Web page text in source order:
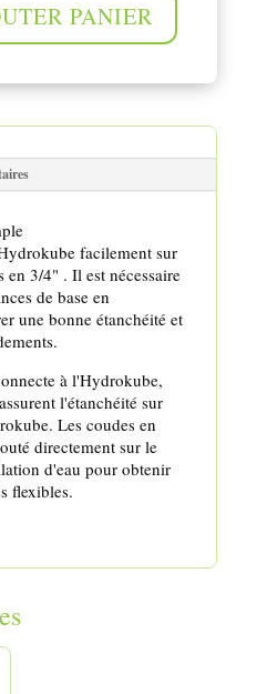
PANIER
facilement sur
en 3/4" . Il est nécessaire
de base en
une bonne étanchéité et
à l'Hydrokube,
l'étanchéité sur
Les coudes en
directement sur le
d'eau pour obtenir
flexibles.